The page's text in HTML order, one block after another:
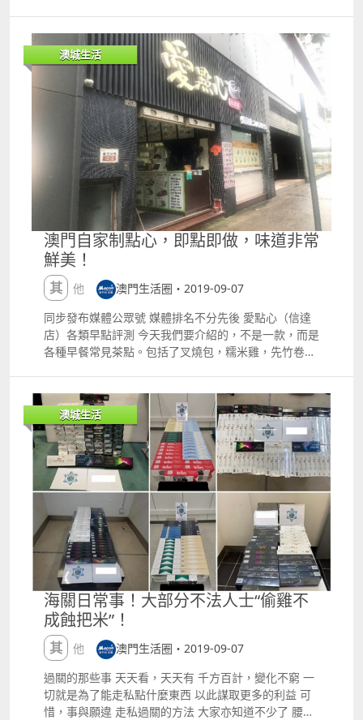
可以滿足你。 另外，還有就是今天要介紹的精選A套
餐，裏面包含著海南雞燒豬頸肉飯，一杯泰式奶茶，還
有一份椰汁大菜糕。 首先是正餐，正宗的海南雞加上燒
豬頸肉。雙拼的這樣具有澳門茶餐廳特色的不僅讓你享
受到了兩種泰式飯的滋味。而且還特別實惠。 這麼一個
精選A套餐還附贈了一杯醇香的泰式奶茶和一碗椰汁大
菜糕，再加上店裏面還有其他精選套餐，非常值得大家
去嘗試，朋友們可以通過憶條街進行外賣訂單或者到店
家自取。 歡迎來到ldquo;憶條街rdquo;訂單詳情 想要
嘗試的朋友 可以通過憶條街進行外賣訂單 或者到店鋪
自取 店鋪地址 澳門菜園湧邊街304號濠江花園第二座地
下。
澳城生活
澳門自家制點心，即點即做，味道非常
鮮美！
其他
澳門生活圈・2019-09-07
同步發布媒體公眾號 媒體排名不分先後 愛點心（信達
店）各類早點評測 今天我們要介紹的，不是一款，而是
各種早餐常見茶點。包括了叉燒包，糯米雞，先竹卷，
大的簡化了包裝，來為顧客呈現原汁原味的廣東早茶點
心。 清甜的上湯，新鮮的腐竹下包著豐富的瘦肉。大口
大口的肉充實在口中是如此的美妙。 晶瑩剔透並且口感
爽滑的腸粉下包含著肥而不膩的叉燒，搭配上鮮甜的醬
油。 松軟的包加上美味的叉燒餡，熱氣騰騰的時候吃上
一口，是活躍在嘴裏的一種美味。 還有用料豐富，包裝
小巧的糯米雞，裏面裝滿了餡，吃起來非常的美味。 最
後再來上一杯店家自己制作的香滑豆漿，這樣一次簡單
但卻不失飲早茶樂趣的早茶。 想要來一次這樣簡便但是
不簡單的早茶，可以選擇到愛點心（信達店），就在馬
場大馬路（公交站）附近。 店面雖小但是五髒俱全，而
且整潔衛生。點心也是即點即做的，非常新鮮，店員服
務很好而且有熱情。對於憶條街的操作也非常熟悉。並
且價格亦是非常親民。 歡迎來到ldquo;憶條街rdquo;
訂單詳情 想要嘗試的朋友 可以通過憶條街進行外賣訂
單 或者到店鋪自取 店鋪地址 澳門長壽大馬路425號信
達廣場第三座地下來來旁邊
澳城生活
海關日常事！大部分不法人士“偷雞不
成蝕把米”！
其他
澳門生活圈・2019-09-07
過關的那些事 天天看，天天有 千方百計，變化不窮 一
切就是為了能走私點什麼東西 以此謀取更多的利益 可
惜，事與願違 走私過關的方法 大家亦知道不少了 腰腿